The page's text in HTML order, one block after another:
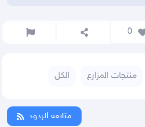
منتجات المزارع الكل
متابعة الردود